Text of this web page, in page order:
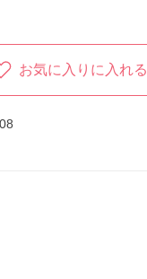
お気に入りに入れる